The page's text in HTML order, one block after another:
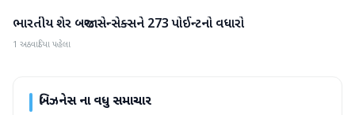
બિઝનેસ
ભારતીય શેર બજાર: સેન્સેક્સને 273 પોઈન્ટનો વધારો
1 અઠવાડિયા પહેલા
બિઝનેસના વધુ સમાચાર